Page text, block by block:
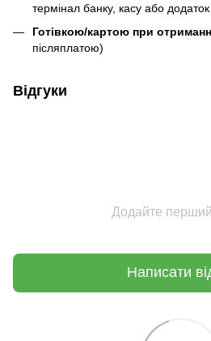
термінал банку, касу або
Готівкою/картою при
післяплатою)
Відгуки
Додайте перший
Написати